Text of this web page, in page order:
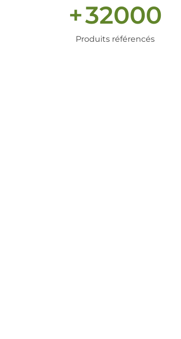
+32000
Produits référencés